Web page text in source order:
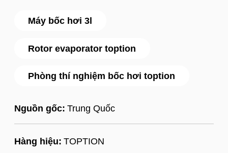
Máy bốc hơi 3l
Rotor evaporator toption
Phòng thí nghiệm bốc hơi toption
Nguồn gốc: Trung Quốc
Hàng hiệu: TOPTION